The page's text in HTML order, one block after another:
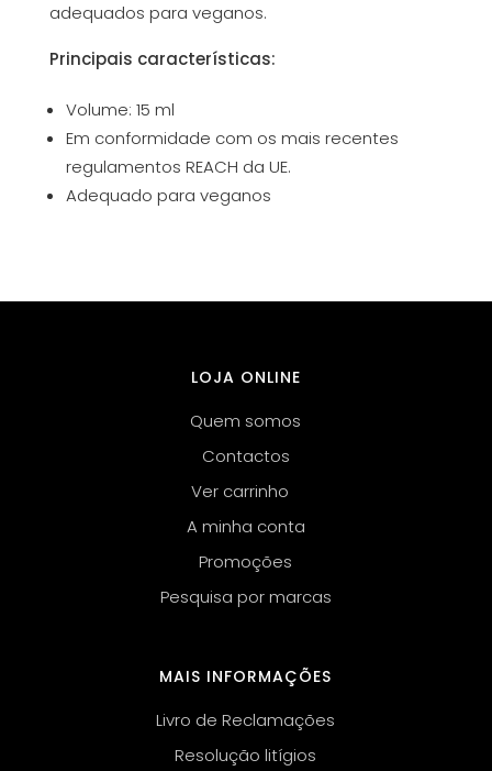
adequados para veganos.
Principais características:
Volume: 15 ml
Em conformidade com os mais recentes
regulamentos REACH da UE.
Adequado para veganos
LOJA ONLINE
Quem somos
Contactos
Ver carrinho
A minha conta
Promoções
Pesquisa por marcas
MAIS INFORMAÇÕES
Livro de Reclamações
Resolução litígios